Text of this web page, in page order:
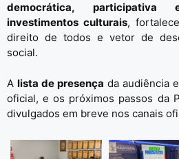
democrática,
investimentos culturais,
direito de todos e vetor de
social.
A lista de presença da audiência
oficial, e os próximos passos da
divulgados em breve nos canais